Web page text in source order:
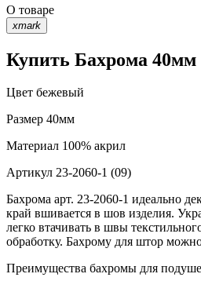
О товаре
xmark
Купить Бахрома 40мм
Цвет бежевый
Размер 40мм
Материал 100% акрил
Артикул 23-2060-1 (09)
Бахрома арт. 23-2060-1 идеально
край вшивается в шов изделия.
легко втачивать в швы
обработку. Бахрому для штор
Преимущества бахромы для